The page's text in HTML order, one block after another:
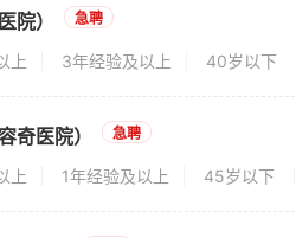
院） 急聘
上 3年经验及以上 40岁以下
奇医院） 急聘
上 1年经验及以上 45岁以下